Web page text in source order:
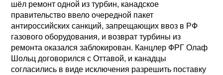
шёл ремонт одной из турбин, канадское
правительство ввело очередной пакет
антироссийских санкций, запрещающих ввоз в РФ
газового оборудования, и возврат турбины из
ремонта оказался заблокирован. Канцлер ФРГ Олаф
Шольц договорился с Оттавой, и канадцы
согласились в виде исключения разрешить поставку